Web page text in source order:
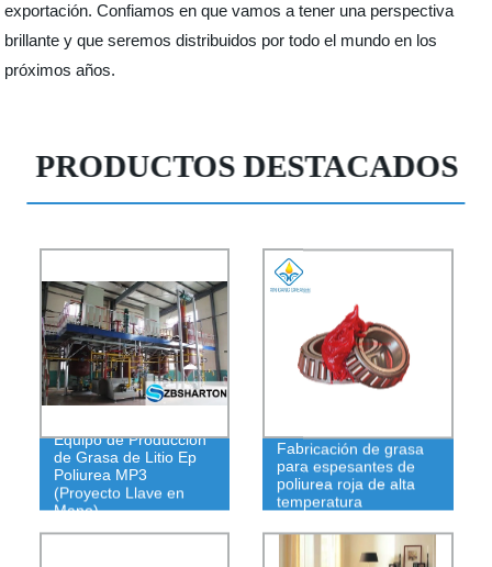
exportación. Confiamos en que vamos a tener una perspectiva
brillante y que seremos distribuidos por todo el mundo en los
próximos años.
PRODUCTOS DESTACADOS
Equipo de Producción
de Grasa de Litio Ep
Poliurea MP3
(Proyecto Llave en
Mano)
Fabricación de grasa
para espesantes de
poliurea roja de alta
temperatura